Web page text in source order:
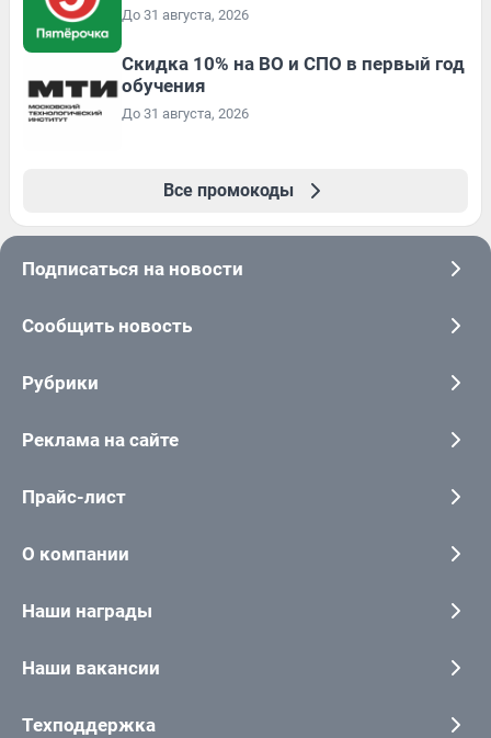
До 31 августа, 2026
Скидка 10% на ВО и СПО в первый год
обучения
До 31 августа, 2026
Все промокоды
Подписаться на новости
Сообщить новость
Рубрики
Реклама на сайте
Прайс-лист
О компании
Наши награды
Наши вакансии
Техподдержка